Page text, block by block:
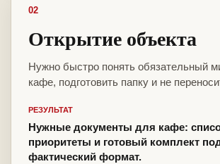
02
Открытие объекта
Нужно быстро понять обязательный
кафе, подготовить папку и не
РЕЗУЛЬТАТ
Нужные документы для кафе:
приоритеты и готовый комплект
фактический формат.